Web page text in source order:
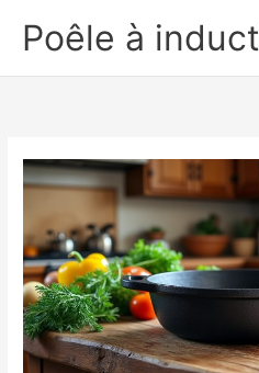
Poêle à